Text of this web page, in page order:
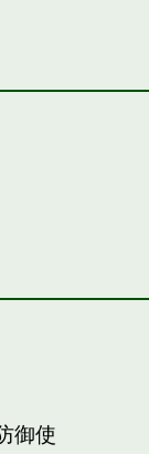
御使